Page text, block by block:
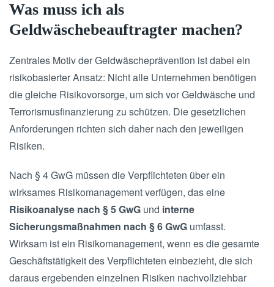
Was muss ich als
Geldwäschebeauftragter machen?
Zentrales Motiv der Geldwäscheprävention ist dabei ein
risikobasierter Ansatz: Nicht alle Unternehmen benötigen
die gleiche Risikovorsorge, um sich vor Geldwäsche und
Terrorismusfinanzierung zu schützen. Die gesetzlichen
Anforderungen richten sich daher nach den jeweiligen
Risiken.
Nach § 4 GwG müssen die Verpflichteten über ein
wirksames Risikomanagement verfügen, das eine
Risikoanalyse nach § 5 GwG und interne
Sicherungsmaßnahmen nach § 6 GwG umfasst.
Wirksam ist ein Risikomanagement, wenn es die gesamte
Geschäftstätigkeit des Verpflichteten einbezieht, die sich
daraus ergebenden einzelnen Risiken nachvollziehbar